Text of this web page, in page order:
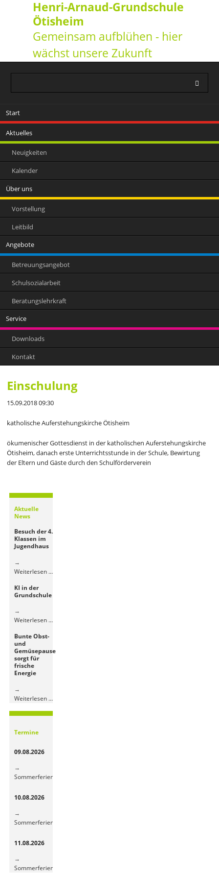
Henri-Arnaud-Grundschule
Ötisheim
Gemeinsam aufblühen - hier
wächst unsere Zukunft
überspringen
Start
Aktuelles
Neuigkeiten
Kalender
Über uns
Vorstellung
Leitbild
Angebote
Betreuungsangebot
Schulsozialarbeit
Beratungslehrkraft
Service
Downloads
Kontakt
Einschulung
15.09.2018 09:30
katholische Auferstehungskirche Ötisheim
ökumenischer Gottesdienst in der katholischen Auferstehungskirche
Ötisheim, danach erste Unterrichtsstunde in der Schule, Bewirtung
der Eltern und Gäste durch den Schulförderverein
Aktuelle
News
Besuch der 4.
Klassen im
Jugendhaus
Weiterlesen …Besuch
KI in der
Grundschule
Weiterlesen …KI
Bunte Obst-
und
Gemüsepause
sorgt für
frische
Energie
Weiterlesen …Bunte
und
Termine
09.08.2026
Sommerferien
10.08.2026
Sommerferien
11.08.2026
Sommerferien